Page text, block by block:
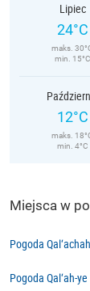
Lipiec
24°C
maks.
min. 15°C
12°C
maks.
min. 4°C
Miejsca w
Pogoda Qal‘achah
Pogoda Qal‘ah-